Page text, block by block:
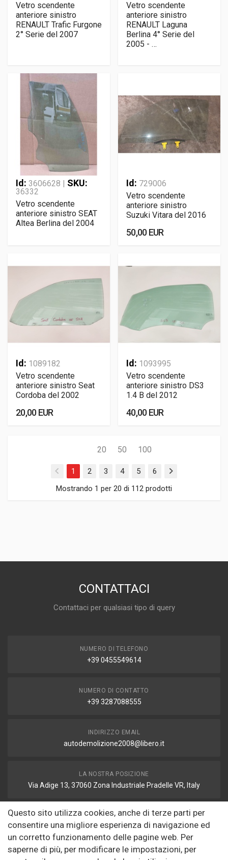
Vetro scendente
anteriore sinistro
RENAULT Trafic Furgone
2° Serie del 2007
Vetro scendente
anteriore sinistro
RENAULT Laguna
Berlina 4° Serie del
2005 - …
Id: 3606628 | SKU:
36332
Vetro scendente
anteriore sinistro SEAT
Altea Berlina del 2004
Id: 729006
Vetro scendente
anteriore sinistro
Suzuki Vitara del 2016
50,00 EUR
Id: 1089182
Vetro scendente
anteriore sinistro Seat
Cordoba del 2002
20,00 EUR
Id: 1093995
Vetro scendente
anteriore sinistro DS3
1.4 B del 2012
40,00 EUR
20 50 100
1 2 3 4 5
6
Mostrando 1 per 20 di 112 prodotti
CONTATTACI
Contattaci per qualsiasi tipo di query
NUMERO DI TELEFONO
+39 0455549614
NUMERO DI CONTATTO
+39 3287088555
INDIRIZZO EMAIL
autodemolizione2008@libero.it
LA NOSTRA POSIZIONE
Via Adige 13, 37060 Zona Industriale Pradelle VR, Italy
FAX
autodemolizione2008@libero.it
Questo sito utilizza cookies, anche di terze parti per
consentire una migliore esperienza di navigazione ed
un corretto funzionamento delle pagine web. Per
saperne di più, per modificare le impostazioni, per